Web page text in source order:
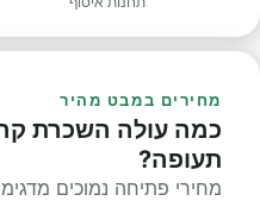
מחירים במבט מהיר
כמה עולה השכרת
תעופה?
מחירי פתיחה נמוכים